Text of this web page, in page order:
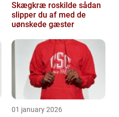
Skægkræ roskilde sådan
slipper du af med de
uønskede gæster
01 january 2026